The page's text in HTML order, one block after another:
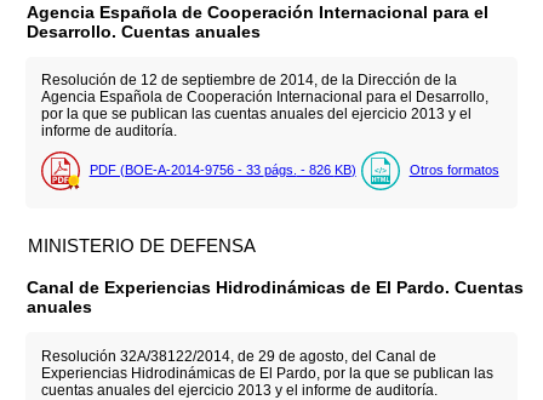
Agencia Española de Cooperación Internacional para el
Desarrollo. Cuentas anuales
Resolución de 12 de septiembre de 2014, de la Dirección de la
Agencia Española de Cooperación Internacional para el Desarrollo,
por la que se publican las cuentas anuales del ejercicio 2013 y el
informe de auditoría.
PDF (BOE-A-2014-9756 - 33 págs. - 826 KB) Otros formatos
MINISTERIO DE DEFENSA
Canal de Experiencias Hidrodinámicas de El Pardo. Cuentas
anuales
Resolución 32A/38122/2014, de 29 de agosto, del Canal de
Experiencias Hidrodinámicas de El Pardo, por la que se publican las
cuentas anuales del ejercicio 2013 y el informe de auditoría.